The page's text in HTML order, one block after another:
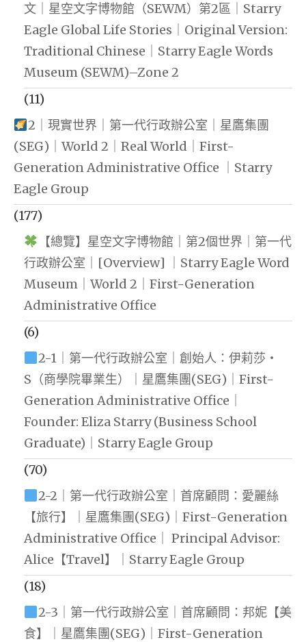
文｜星空文字博物館（SEWM）第2區｜Starry
Eagle Global Life Stories｜Original Version:
Traditional Chinese｜Starry Eagle Words
Museum (SEWM)–Zone 2
(11)
2｜現實世界｜第一代行政辦公室｜星鷹集團
(SEG)｜World 2｜Real World｜First-
Generation Administrative Office ｜Starry
Eagle Group
(177)
【總覽】星空文字博物館｜第2個世界｜第一代
行政辦公室｜[Overview] ｜Starry Eagle Word
Museum｜World 2｜First-Generation
Administrative Office
(6)
2-1｜第一代行政辦公室｜創始人：伊莉莎・
S（商學院畢業生）｜星鷹集團(SEG)｜First-
Generation Administrative Office｜
Founder: Eliza Starry (Business School
Graduate)｜Starry Eagle Group
(70)
2-2｜第一代行政辦公室｜首席顧問：愛麗絲
【旅行】｜星鷹集團(SEG)｜First-Generation
Administrative Office｜ Principal Advisor:
Alice【Travel】｜Starry Eagle Group
(18)
2-3｜第一代行政辦公室｜首席顧問：邦妮【美
食】｜星鷹集團(SEG)｜First-Generation